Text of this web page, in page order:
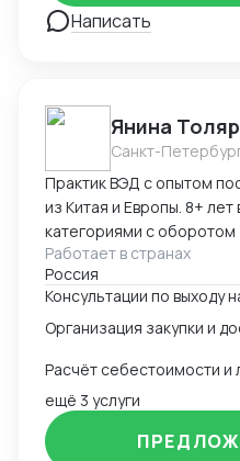
Написать
Янина
Санкт-
Практик ВЭД с опытом
из Китая и Европы. 8+
категориями с оборотом
понимание
Ключевые компетенции:
цикла ВЭД «под ключ»:
доставки на склад
поставщиками:
оплата — Таможенное
сертификации,
Международная
маршрутов, мониторинг
Работает в странах
Россия
Консультации по выходу
ещё 3 услуги